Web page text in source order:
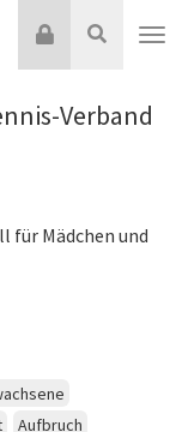
Suche
Login
Verband
für Mädchen und
Aufbruch